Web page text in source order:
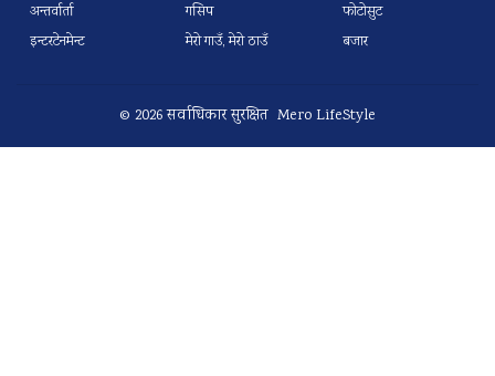
अन्तर्वार्ता
इन्टरटेनमेन्ट
गसिप
मेरो गाउँ, मेरो ठाउँ
फोटोसुट
बजार
© 2026 सर्वाधिकार सुरक्षित Mero LifeStyle